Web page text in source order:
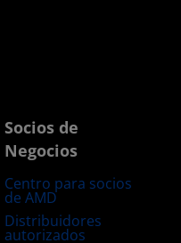
Socios de
Negocios
Centro para socios
de AMD
Distribuidores
autorizados